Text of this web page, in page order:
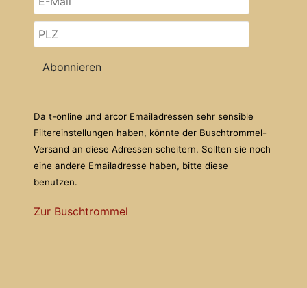
Abonnieren
Da t-online und arcor Emailadressen sehr sensible
Filtereinstellungen haben, könnte der Buschtrommel-
Versand an diese Adressen scheitern. Sollten sie noch
eine andere Emailadresse haben, bitte diese
benutzen.
Zur Buschtrommel